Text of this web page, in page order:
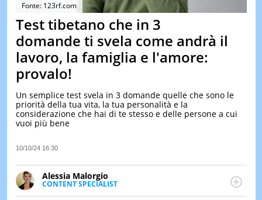
TEST
Fonte: 123rf.com
Test tibetano che in 3
domande ti svela come andrà il
lavoro, la famiglia e l'amore:
provalo!
Un semplice test svela in 3 domande quelle che sono le
priorità della tua vita, la tua personalità e la
considerazione che hai di te stesso e delle persone a cui
vuoi più bene
10/10/24 16:30
Alessia Malorgio
CONTENT SPECIALIST
Ha conseguito un Master in Marketing Management